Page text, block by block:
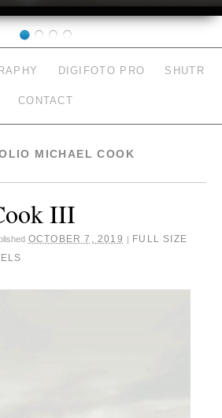
DIGIFOTO PRO SHUTR
CONTACT
MICHAEL COOK
III
OCTOBER 7, 2019 | FULL SIZE